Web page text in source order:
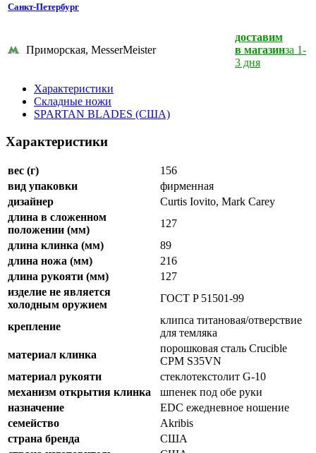
Санкт-Петербург
Приморская, MesserMeister
доставим
в магазинза 1-
3 дня
Характеристики
Складные ножи
SPARTAN BLADES (США)
Характеристики
вес (г)
156
вид упаковки
фирменная
дизайнер
Curtis Iovito, Mark Carey
длина в сложенном
положении (мм)
127
длина клинка (мм)
89
длина ножа (мм)
216
длина рукояти (мм)
127
изделие не является
холодным оружием
ГОСТ P 51501-99
крепление
клипса титановая/отверствие
для темляка
материал клинка
порошковая сталь Crucible
CPM S35VN
материал рукояти
стеклотекстолит G-10
механизм открытия клинка
шпенек под обе руки
назначение
EDC ежедневное ношение
семейство
Akribis
страна бренда
США